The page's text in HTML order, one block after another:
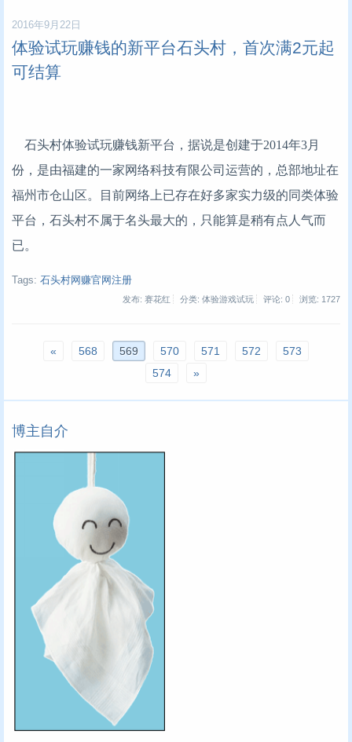
2016年9月22日
体验试玩赚钱的新平台石头村，首次满2元起
可结算
石头村体验试玩赚钱新平台，据说是创建于2014年3月
份，是由福建的一家网络科技有限公司运营的，总部地址在
福州市仓山区。目前网络上已存在好多家实力级的同类体验
平台，石头村不属于名头最大的，只能算是稍有点人气而
已。
Tags: 石头村网赚官网注册
发布: 赛花红 分类: 体验游戏试玩 评论: 0 浏览: 1727
« 568 569 570 571 572
573
574
»
博主自介